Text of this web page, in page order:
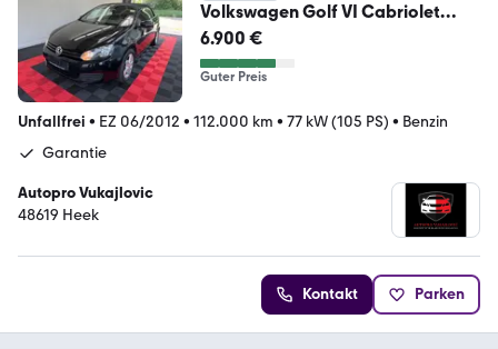
Volkswagen Golf VI Cabriolet
Basis 1.2 Benzin
6.900 €
Guter Preis
Unfallfrei • EZ 06/2012 • 112.000 km • 77 kW (105 PS) • Benzin
Garantie
Autopro Vukajlovic
48619 Heek
Kontakt Parken